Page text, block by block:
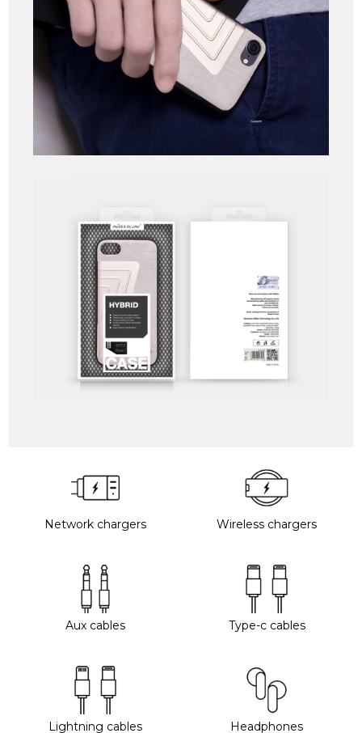
Network chargers Wireless chargers
Aux cables Type-c cables
Lightning cables Headphones